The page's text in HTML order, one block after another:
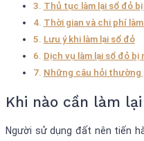
Thủ tục làm lại sổ đỏ bị
Thời gian và chi phí
Lưu ý khi làm lại sổ đỏ
Dịch vụ làm lại sổ đỏ
Những câu hỏi thường
Khi nào cần làm
Người sử dụng đất nên tiến